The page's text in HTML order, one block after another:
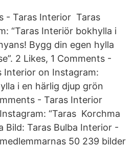
- Taras Interior Taras
“Taras Interiör bokhylla i
Bygg din egen hylla
2 Likes, 1 Comments -
Interior on Instagram:
i en härlig djup grön
- Taras Interior
“Taras Korchma
Bild: Taras Bulba Interior -
50 239 bilder